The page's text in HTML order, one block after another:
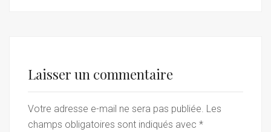
Laisser un commentaire
Votre adresse e-mail ne sera pas publiée. Les
champs obligatoires sont indiqués avec *